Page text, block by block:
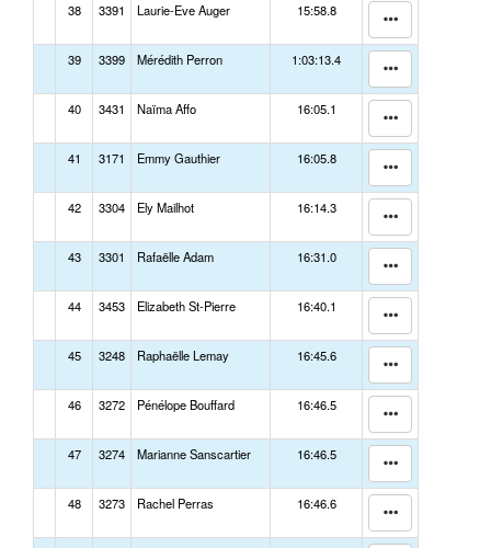
38 3391 Laurie-Eve Auger 15:58.8
39 3399 Mérédith Perron 1:03:13.4
40 3431 Naïma Affo 16:05.1
41 3171 Emmy Gauthier 16:05.8
42 3304 Ely Mailhot 16:14.3
43 3301 Rafaëlle Adam 16:31.0
44 3453 Elizabeth St-Pierre 16:40.1
45 3248 Raphaëlle Lemay 16:45.6
46 3272 Pénélope Bouffard 16:46.5
47 3274 Marianne Sanscartier 16:46.5
48 3273 Rachel Perras 16:46.6